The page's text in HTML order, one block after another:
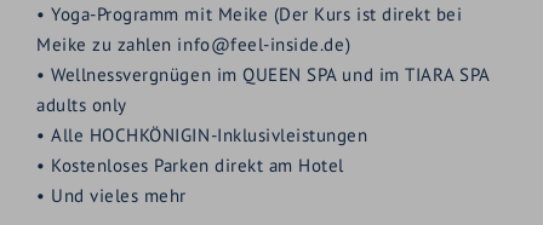
• Yoga-Programm mit Meike (Der Kurs ist direkt bei
Meike zu zahlen info@feel-inside.de)
• Wellnessvergnügen im QUEEN SPA und imTIARA SPA
adults only
• Alle HOCHKÖNIGIN-Inklusivleistungen
• Kostenloses Parken direkt am Hotel
• Und vieles mehr